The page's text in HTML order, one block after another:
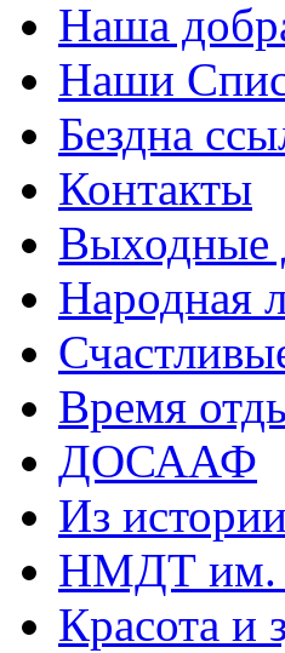
Наша
Наши
Бездна
Контакты
Выходные
Народная
Время
ДОСААФ
Из
НМДТ им.
Красота и